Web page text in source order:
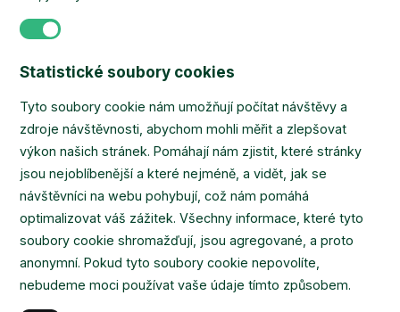
Statistické soubory cookies
Tyto soubory cookie nám umožňují počítat návštěvy a
zdroje návštěvnosti, abychom mohli měřit a zlepšovat
výkon našich stránek. Pomáhají nám zjistit, které stránky
jsou nejoblíbenější a které nejméně, a vidět, jak se
návštěvníci na webu pohybují, což nám pomáhá
optimalizovat váš zážitek. Všechny informace, které tyto
soubory cookie shromažďují, jsou agregované, a proto
anonymní. Pokud tyto soubory cookie nepovolíte,
nebudeme moci používat vaše údaje tímto způsobem.